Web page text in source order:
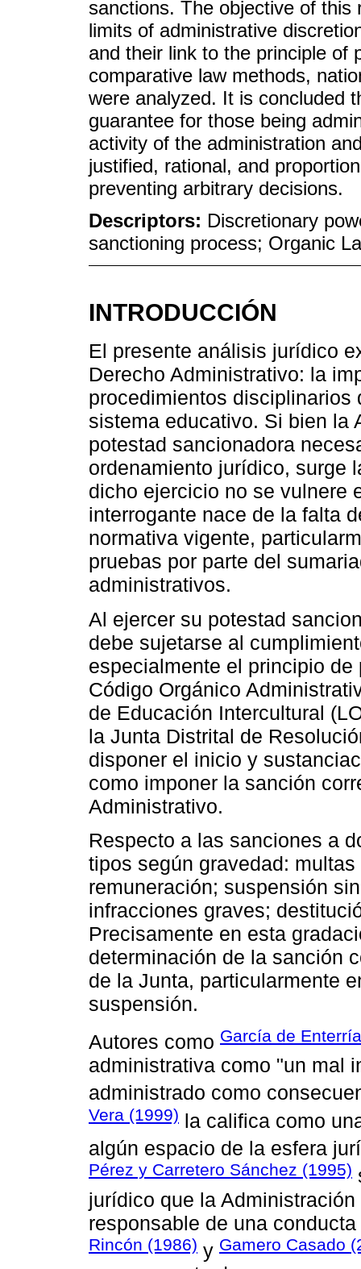
sanctions. The objective of
limits of administrative
and their link to the principle of
comparative law methods,
were analyzed. It is concluded
guarantee for those being
activity of the administration
justified, rational, and
preventing arbitrary decisions.
Descriptors: Discretionary
sanctioning process; Organic
INTRODUCCIÓN
El presente análisis jurídico
Derecho Administrativo: la
procedimientos
sistema educativo. Si bien la
potestad sancionadora
ordenamiento jurídico, surge
dicho ejercicio no se vulnere
interrogante nace de la falta
normativa vigente,
pruebas por parte del
administrativos.
Al ejercer su potestad
debe sujetarse al
especialmente el principio
Código Orgánico
de Educación Intercultural
la Junta Distrital de
disponer el inicio y
como imponer la sanción
Administrativo.
Respecto a las sanciones a
tipos según gravedad:
remuneración; suspensión
infracciones graves;
Precisamente en esta
determinación de la sanción
de la Junta, particularmente
suspensión.
Autores como García de
administrativa como "un mal
administrado como
Vera (1999) la califica como
algún espacio de la esfera
Pérez y Carretero Sánchez (1995)
jurídico que la
responsable de una
Rincón (1986) y Gamero Casado